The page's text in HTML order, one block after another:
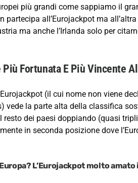
più grandi come sappiamo il
partecipa all’Eurojackpot ma
ma anche l’Irlanda solo per
Più Fortunata E Più Vincente
(il cui nome non viene
vede la parte alta della classifica
resto dei paesi doppiando (quasi
in seconda posizione dove
L’Eurojackpot molto